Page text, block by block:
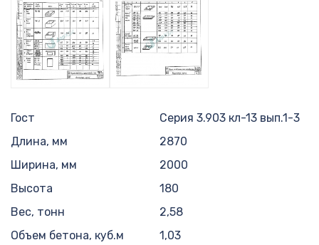
Гост
Серия 3.903 кл-13 вып.1-3
Длина, мм
2870
Ширина, мм
2000
Высота
180
Вес, тонн
2,58
Объем бетона, куб.м
1,03